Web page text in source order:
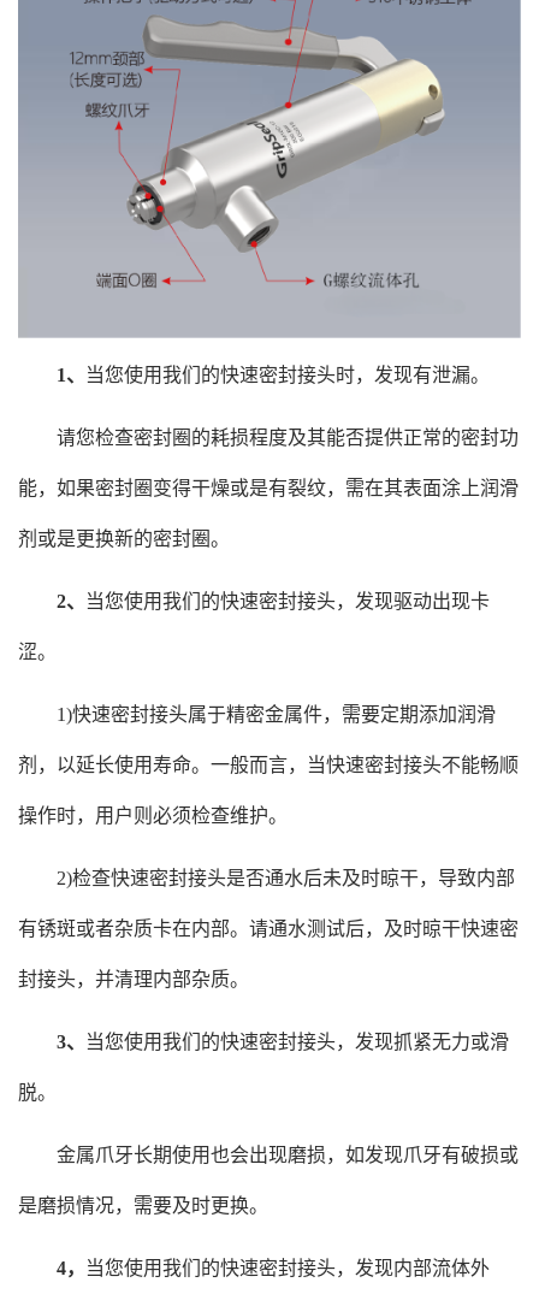
1、 当您使用我们的快速密封接头时，发现有泄漏。
请您检查密封圈的耗损程度及其能否提供正常的密封功
能，如果密封圈变得干燥或是有裂纹，需在其表面涂上润滑
剂或是更换新的密封圈。
2、 当您使用我们的快速密封接头，发现驱动出现卡
涩。
1)快速密封接头属于精密金属件，需要定期添加润滑
剂，以延长使用寿命。一般而言，当快速密封接头不能畅顺
操作时，用户则必须检查维护。
2)检查快速密封接头是否通水后未及时晾干，导致内部
有锈斑或者杂质卡在内部。请通水测试后，及时晾干快速密
封接头，并清理内部杂质。
3、 当您使用我们的快速密封接头，发现抓紧无力或滑
脱。
金属爪牙长期使用也会出现磨损，如发现爪牙有破损或
是磨损情况，需要及时更换。
4， 当您使用我们的快速密封接头，发现内部流体外